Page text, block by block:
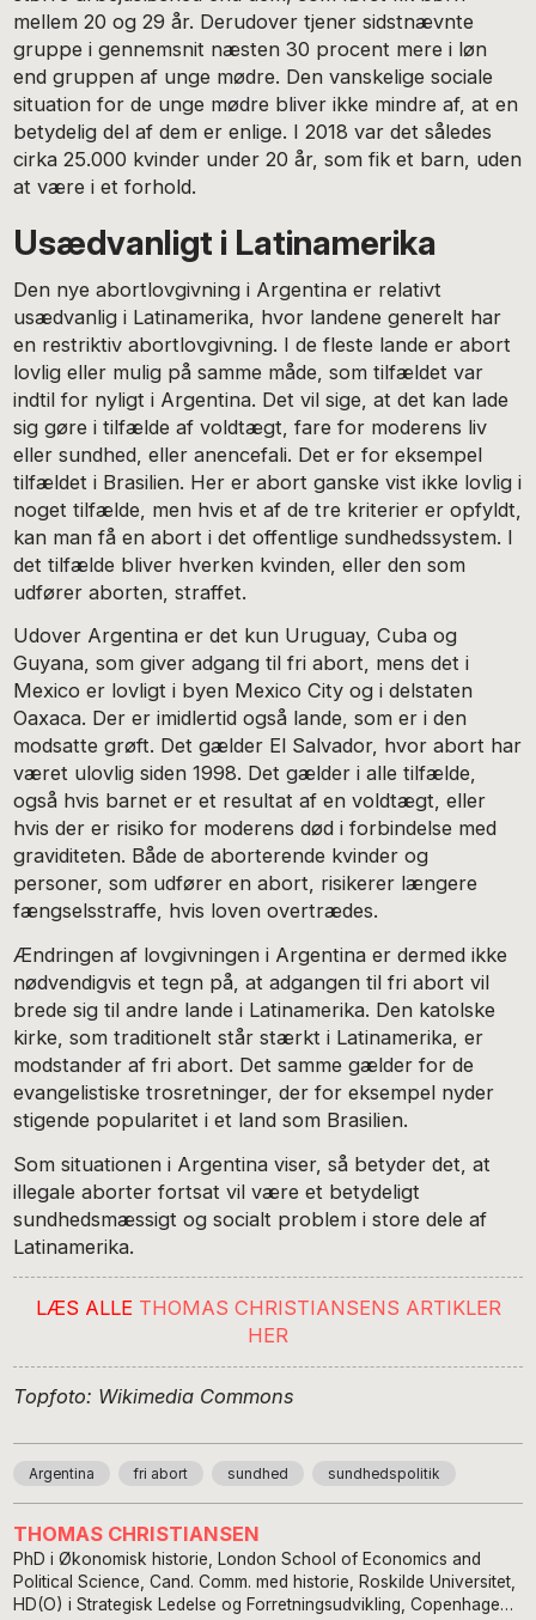
mellem 20 og 29 år. Derudover tjener sidstnævnte
gruppe i gennemsnit næsten 30 procent mere i løn
end gruppen af unge mødre. Den vanskelige sociale
situation for de unge mødre bliver ikke mindre af, at en
betydelig del af dem er enlige. I 2018 var det således
cirka 25.000 kvinder under 20 år, som fik et barn, uden
at være i et forhold.
Usædvanligt i Latinamerika
Den nye abortlovgivning i Argentina er relativt
usædvanlig i Latinamerika, hvor landene generelt har
en restriktiv abortlovgivning. I de fleste lande er abort
lovlig eller mulig på samme måde, som tilfældet var
indtil for nyligt i Argentina. Det vil sige, at det kan lade
sig gøre i tilfælde af voldtægt, fare for moderens liv
eller sundhed, eller anencefali. Det er for eksempel
tilfældet i Brasilien. Her er abort ganske vist ikke lovlig i
noget tilfælde, men hvis et af de tre kriterier er opfyldt,
kan man få en abort i det offentlige sundhedssystem. I
det tilfælde bliver hverken kvinden, eller den som
udfører aborten, straffet.
Udover Argentina er det kun Uruguay, Cuba og
Guyana, som giver adgang til fri abort, mens det i
Mexico er lovligt i byen Mexico City og i delstaten
Oaxaca. Der er imidlertid også lande, som er i den
modsatte grøft. Det gælder El Salvador, hvor abort har
været ulovlig siden 1998. Det gælder i alle tilfælde,
også hvis barnet er et resultat af en voldtægt, eller
hvis der er risiko for moderens død i forbindelse med
graviditeten. Både de aborterende kvinder og
personer, som udfører en abort, risikerer længere
fængselsstraffe, hvis loven overtrædes.
Ændringen af lovgivningen i Argentina er dermed ikke
nødvendigvis et tegn på, at adgangen til fri abort vil
brede sig til andre lande i Latinamerika. Den katolske
kirke, som traditionelt står stærkt i Latinamerika, er
modstander af fri abort. Det samme gælder for de
evangelistiske trosretninger, der for eksempel nyder
stigende popularitet i et land som Brasilien.
Som situationen i Argentina viser, så betyder det, at
illegale aborter fortsat vil være et betydeligt
sundhedsmæssigt og socialt problem i store dele af
Latinamerika.
LÆS ALLE THOMAS CHRISTIANSENS ARTIKLER
HER
Topfoto: Wikimedia Commons
Argentina fri abort sundhed sundhedspolitik
THOMAS CHRISTIANSEN
PhD i Økonomisk historie, London School of Economics and
Political Science, Cand. Comm. med historie, Roskilde Universitet,
HD(O) i Strategisk Ledelse og Forretningsudvikling, Copenhagen